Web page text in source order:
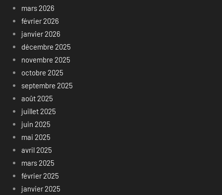
mars 2026
février 2026
janvier 2026
décembre 2025
novembre 2025
octobre 2025
septembre 2025
août 2025
juillet 2025
juin 2025
mai 2025
avril 2025
mars 2025
février 2025
janvier 2025